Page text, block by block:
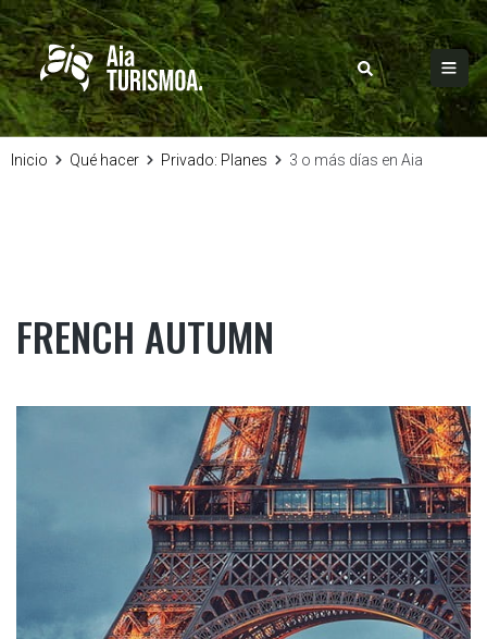
Inicio Qué hacer Privado: Planes 3 o más días en Aia
FRENCH AUTUMN